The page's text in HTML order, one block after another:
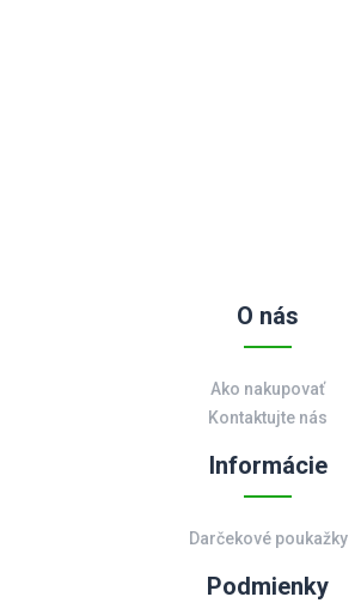
O nás
Ako nakupovať
Kontaktujte nás
Informácie
Darčekové poukažky
Podmienky